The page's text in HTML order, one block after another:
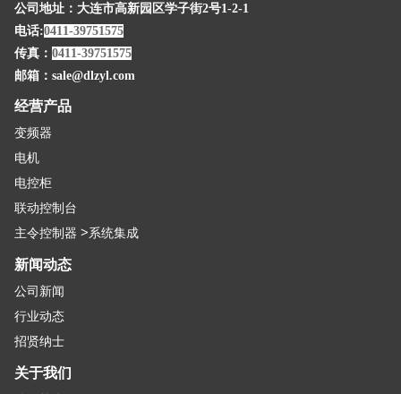
公司地址：大连市高新园区学子街2号1-2-1
电话:0411-39751575
传真： 0411-39751575
邮箱： sale@dlzyl.com
经营产品
变频器
电机
电控柜
联动控制台
主令控制器 >系统集成
新闻动态
公司新闻
行业动态
招贤纳士
关于我们